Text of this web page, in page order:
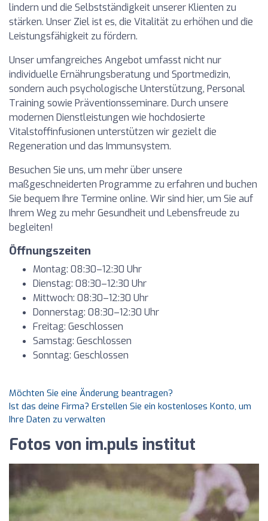
lindern und die Selbstständigkeit unserer Klienten zu
stärken. Unser Ziel ist es, die Vitalität zu erhöhen und die
Leistungsfähigkeit zu fördern.
Unser umfangreiches Angebot umfasst nicht nur
individuelle Ernährungsberatung und Sportmedizin,
sondern auch psychologische Unterstützung, Personal
Training sowie Präventionsseminare. Durch unsere
modernen Dienstleistungen wie hochdosierte
Vitalstoffinfusionen unterstützen wir gezielt die
Regeneration und das Immunsystem.
Besuchen Sie uns, um mehr über unsere
maßgeschneiderten Programme zu erfahren und buchen
Sie bequem Ihre Termine online. Wir sind hier, um Sie auf
Ihrem Weg zu mehr Gesundheit und Lebensfreude zu
begleiten!
Öffnungszeiten
Montag: 08:30–12:30 Uhr
Dienstag: 08:30–12:30 Uhr
Mittwoch: 08:30–12:30 Uhr
Donnerstag: 08:30–12:30 Uhr
Freitag: Geschlossen
Samstag: Geschlossen
Sonntag: Geschlossen
Möchten Sie eine Änderung beantragen?
Ist das deine Firma? Erstellen Sie ein kostenloses Konto, um
Ihre Daten zu verwalten
Fotos von im.puls institut